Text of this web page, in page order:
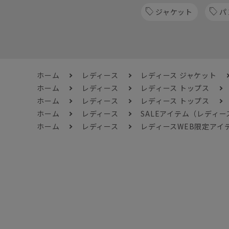
ジャケット パ
ホーム レディース レディース ジャケット
ホーム
レディース レディース トップス
ホーム
レディース レディース トップス
ホーム
レディース SALEアイテム（レディー
ホーム
レディース レディースWEB限定アイ